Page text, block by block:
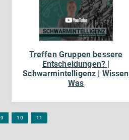
Treffen Gruppen bessere
Entscheidungen? |
Schwarmintelligenz | Wissen
Was
9 10 11